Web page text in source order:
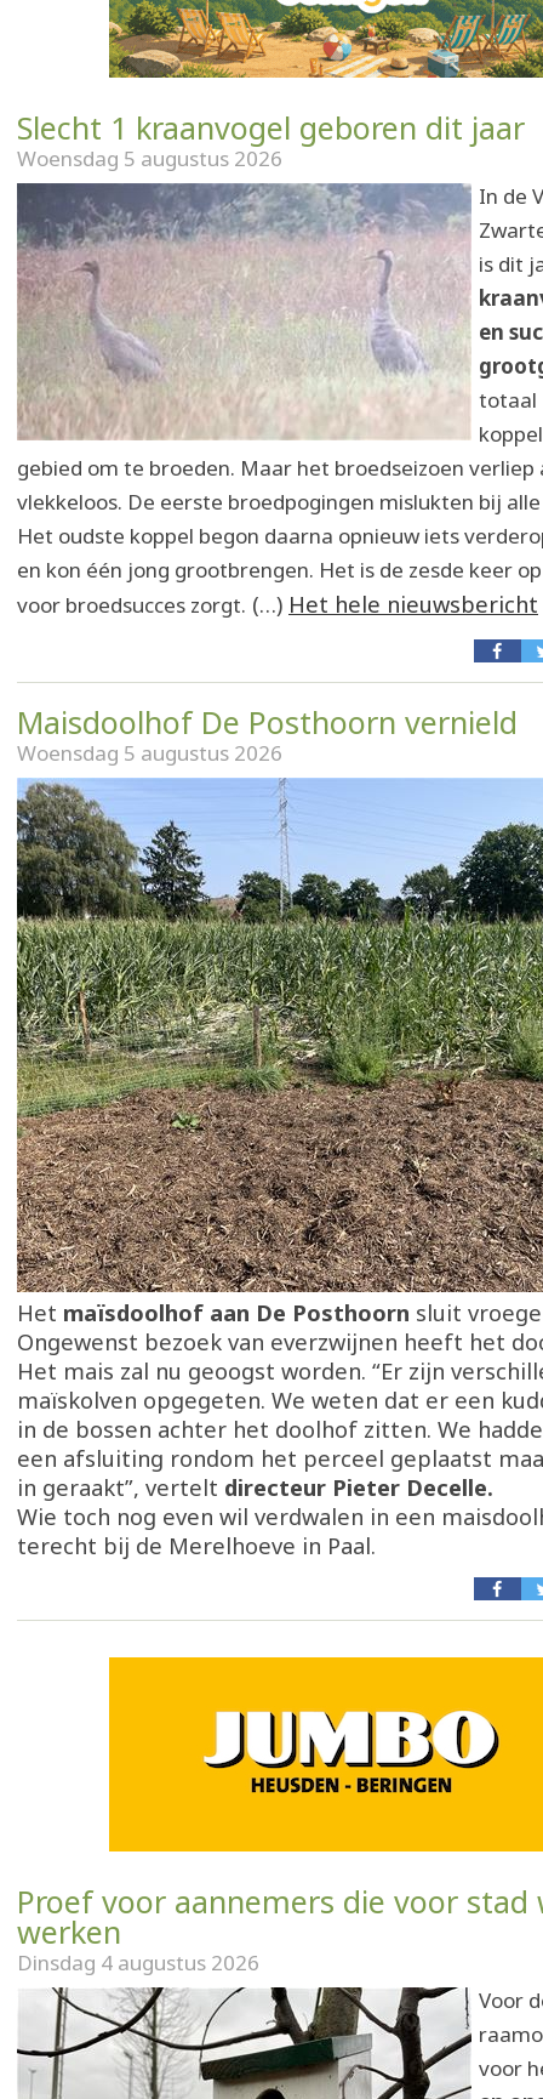
Slecht 1 kraanvogel geboren dit jaar
Woensdag 5 augustus 2026
In de
is dit
en
totaal
gebied om te broeden. Maar het broedseizoen verliep
vlekkeloos. De eerste broedpogingen mislukten bij
Het oudste koppel begon daarna opnieuw iets
en kon één jong grootbrengen. Het is de zesde keer
voor broedsucces zorgt. (…) Het hele nieuwsbericht
Maisdoolhof De Posthoorn vernield
Woensdag 5 augustus 2026
Het maïsdoolhof aan De Posthoorn sluit
Ongewenst bezoek van everzwijnen heeft het
Het mais zal nu geoogst worden. “Er zijn
maïskolven opgegeten. We weten dat er een
in de bossen achter het doolhof zitten. We
een afsluiting rondom het perceel geplaatst
in geraakt”, vertelt directeur Pieter Decelle.
Wie toch nog even wil verdwalen in een
terecht bij de Merelhoeve in Paal.
Proef voor aannemers die voor stad
werken
Dinsdag 4 augustus 2026
Voor
voor